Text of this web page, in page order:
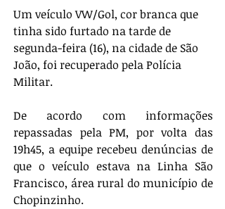
Um veículo VW/Gol, cor branca que
tinha sido furtado na tarde de
segunda-feira (16), na cidade de São
João, foi recuperado pela Polícia
Militar.
De acordo com informações
repassadas pela PM, por volta das
19h45, a equipe recebeu denúncias de
que o veículo estava na Linha São
Francisco, área rural do município de
Chopinzinho.